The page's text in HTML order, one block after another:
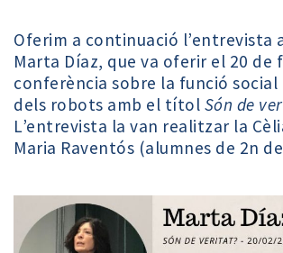
Oferim a continuació l’entrevista
Marta Díaz, que va oferir el 20 de
conferència sobre la funció social
dels robots amb el títol Són de
L’entrevista la van realitzar la
Maria Raventós (alumnes de 2n